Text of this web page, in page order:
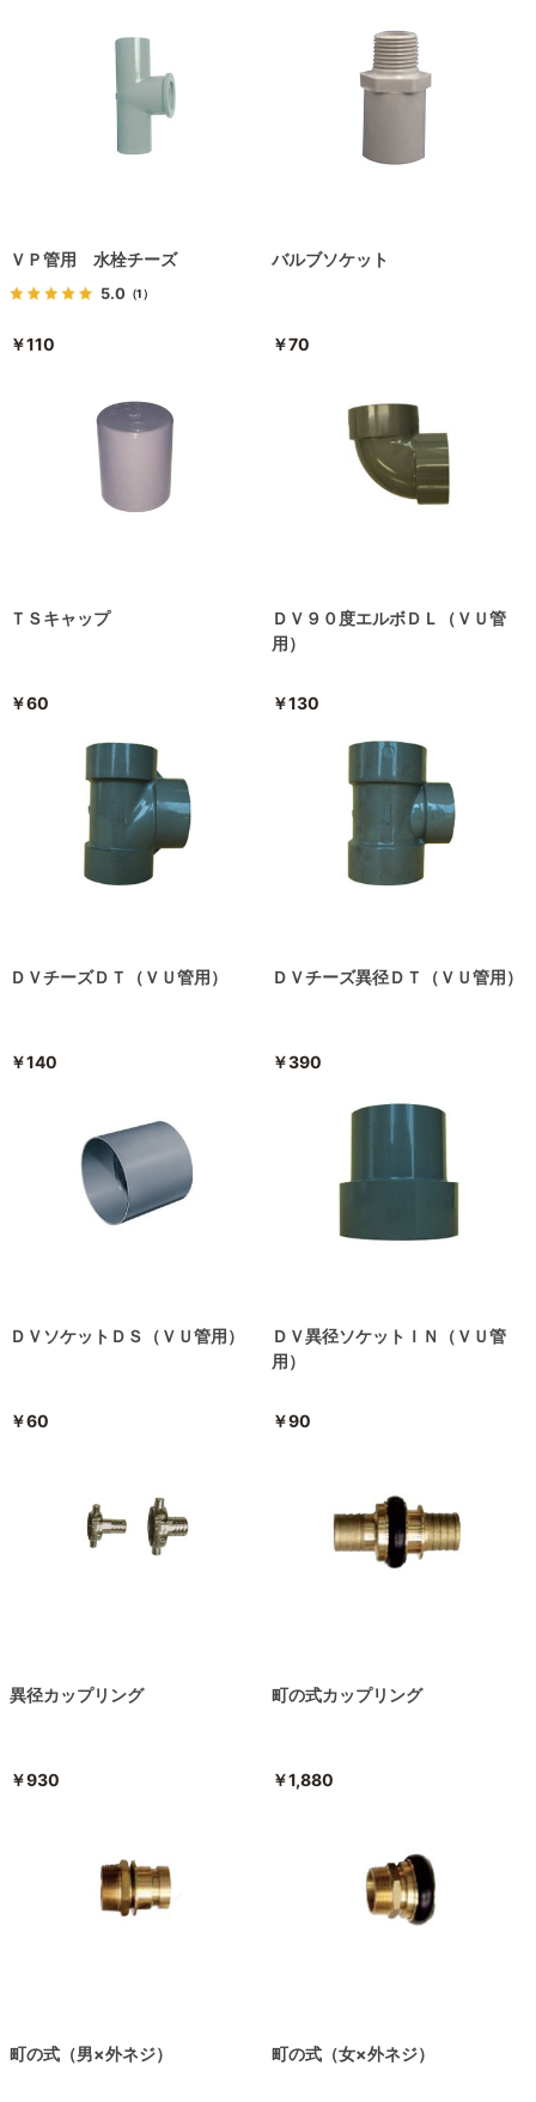
ＶＰ管用 水栓チーズ
5.0 （1）
￥110
バルブソケット
￥70
ＴＳキャップ
￥60
ＤＶ９０度エルボＤＬ（ＶＵ管
用）
￥130
ＤＶチーズＤＴ（ＶＵ管用）
￥140
ＤＶチーズ異径ＤＴ（ＶＵ管用）
￥390
ＤＶソケットＤＳ（ＶＵ管用）
￥60
ＤＶ異径ソケットＩＮ（ＶＵ管
用）
￥90
異径カップリング
￥930
町の式カップリング
￥1,880
町の式（男×外ネジ） 町の式（女×外ネジ）